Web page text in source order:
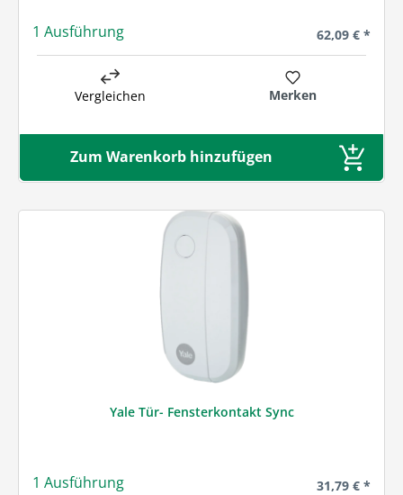
1 Ausführung Regulärer
62,09 € *
Vergleichen Merken
Zum Warenkorb hinzufügen
Yale Tür- Fensterkontakt Sync
1 Ausführung Regulärer
31,79 € *